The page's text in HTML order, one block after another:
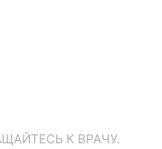
К ВРАЧУ.